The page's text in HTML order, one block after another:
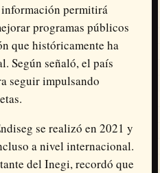
permitirá
programas públicos
que históricamente ha
Según señaló, el país
seguir impulsando
se realizó en 2021 y
a nivel internacional.
del Inegi, recordó que